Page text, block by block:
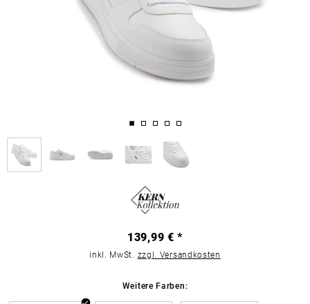
139,99 € *
inkl. MwSt. zzgl. Versandkosten
Weitere Farben: